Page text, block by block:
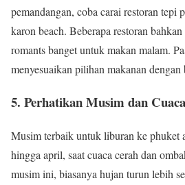
pemandangan, coba carai restoran tepi
karon beach. Beberapa restoran
romants banget untuk makan malam.
menyesuaikan pilihan makanan
5. Perhatikan Musim dan
Musim terbaik untuk liburan ke phuket
hingga april, saat cuaca cerah dan
musim ini, biasanya hujan turun lebih